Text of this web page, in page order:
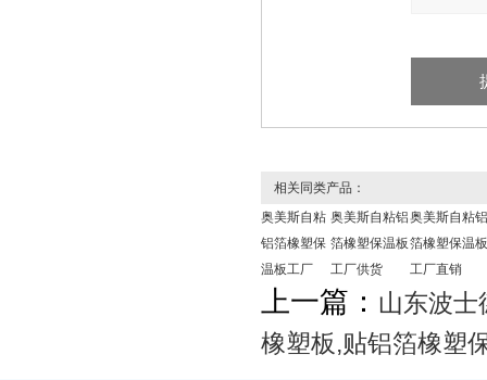
相关同类产品：
奥美斯自粘
铝箔橡塑保
温板工厂
奥美斯自粘铝
箔橡塑保温板
工厂供货
奥美斯自粘铝
箔橡塑保温板
工厂直销
上一篇： 山东波士
橡塑板,贴铝箔橡塑